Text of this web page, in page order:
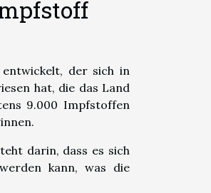
entwickelt, der sich in
hat, die das Land
9.000 Impfstoffen
darin, dass es sich
kann, was die